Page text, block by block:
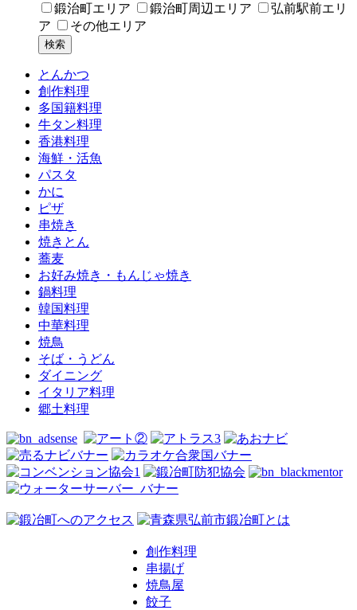
鍛治町エリア
鍛治町周辺エリア
弘前駅前エリ
ア
その他エリア
とんかつ
創作料理
多国籍料理
牛タン料理
香港料理
海鮮・活魚
パスタ
かに
ピザ
串焼き
焼きとん
蕎麦
お好み焼き・もんじゃ焼き
鍋料理
韓国料理
中華料理
焼鳥
そば・うどん
ダイニング
イタリア料理
郷土料理
創作料理
串揚げ
焼鳥屋
餃子